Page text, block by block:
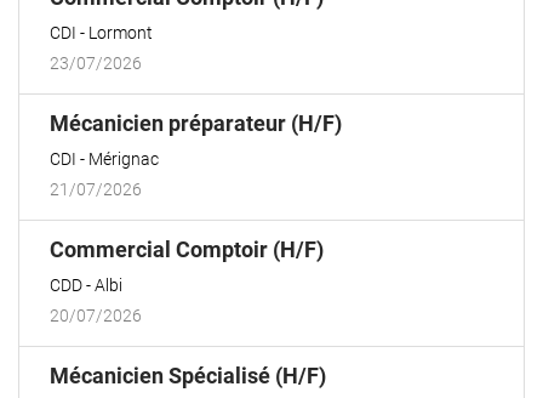
CDI
Lormont
23/07/2026
Mécanicien préparateur (H/F)(Nouvelle
CDI
Mérignac
21/07/2026
Commercial Comptoir (H/F)(Nouvelle
CDD
Albi
20/07/2026
Mécanicien Spécialisé (H/F)(Nouvelle